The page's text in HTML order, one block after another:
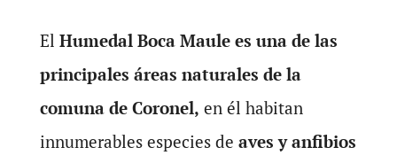
El Humedal Boca Maule es una de las
principales áreas naturales de la
comuna de Coronel, en él habitan
innumerables especies de aves y anfibios